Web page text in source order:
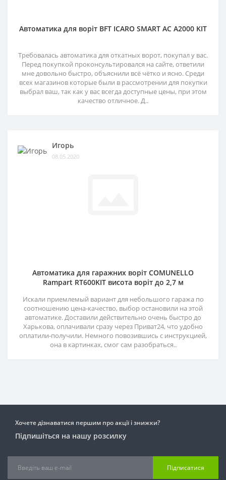
Автоматика для воріт BFT ICARO SMART AC A2000 KIT
Требовалась автоматика для откатных ворот, покупал у вас.
Перед покупкой проконсультировался на сайте, ответили
мне довольно быстро, объяснили всё чётко и ясно. Среди
всех магазинов которые были в рассмотрении для покупки
выбрал ваш, так как у вас всегда доступные цены, при этом
качество отличное. Д..
Игорь
08.05.2020
Автоматика для гаражних воріт COMUNELLO
Rampart RT600KIT висота воріт до 2,7 м
Искали приемлемый вариант для небольшого гаража по
соотношению цена-качество, выбор остановили на этой
автоматике. Доставили действительно очень быстро до
Харькова, оплачивали сразу через Приват24, что удобно
оплатили-получили. Немного повозившись с инструкцией,
она в картинках, смог сам разобраться..
Хочете дізнаватися першим про акції і знижки?
Підпишіться на нашу розсилку
Підписатися